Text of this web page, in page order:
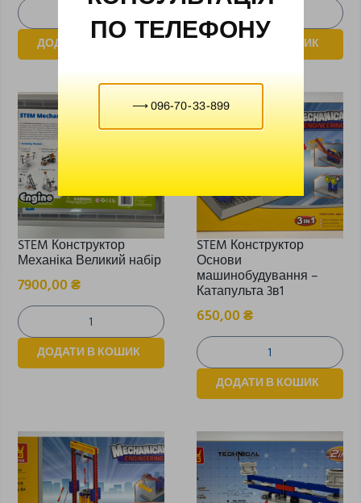
ДОДАТИ В КОШИК ДОДАТИ В КОШИК
STEM Конструктор
Механіка Великий набір
7900,00₴
ДОДАТИ В КОШИК
STEM Конструктор
Основи
машинобудування –
Катапульта 3в1
650,00₴
ДОДАТИ В КОШИК
ПО ТЕЛЕФОНУ
⟶ 096-70-33-899